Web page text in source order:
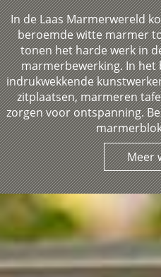
In de Laas Marmerwereld
beroemde witte marmer
tonen het harde werk in
marmerbewerking. In
indrukwekkende
zitplaatsen, marmeren
zorgen voor ontspanning.
Meer